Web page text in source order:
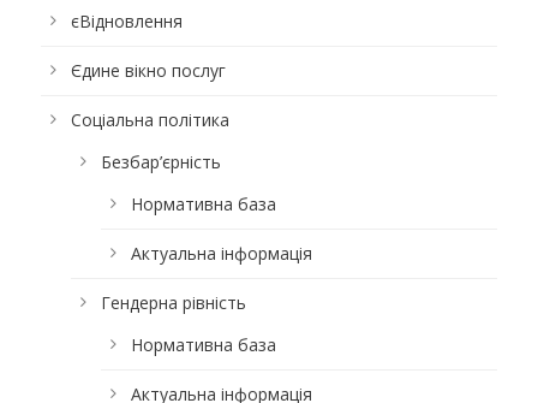
єВідновлення
Єдине вікно послуг
Соціальна політика
Безбар’єрність
Нормативна база
Актуальна інформація
Гендерна рівність
Нормативна база
Актуальна інформація